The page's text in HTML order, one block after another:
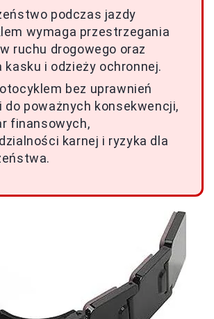
podczas jazdy
wymaga przestrzegania
ruchu drogowego oraz
kasku i odzieży ochronnej.
bez uprawnień
do poważnych konsekwencji,
finansowych,
karnej i ryzyka dla